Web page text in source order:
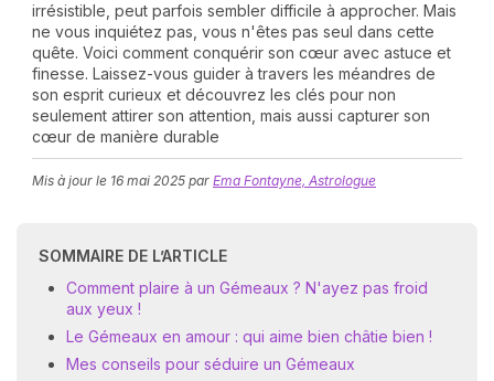
irrésistible, peut parfois sembler difficile à approcher. Mais
ne vous inquiétez pas, vous n'êtes pas seul dans cette
quête. Voici comment conquérir son cœur avec astuce et
finesse. Laissez-vous guider à travers les méandres de
son esprit curieux et découvrez les clés pour non
seulement attirer son attention, mais aussi capturer son
cœur de manière durable
Mis à jour le 16 mai 2025 par Ema Fontayne, Astrologue
SOMMAIRE DE L’ARTICLE
Comment plaire à un Gémeaux ? N'ayez pas froid
aux yeux !
Le Gémeaux en amour : qui aime bien châtie bien !
Mes conseils pour séduire un Gémeaux